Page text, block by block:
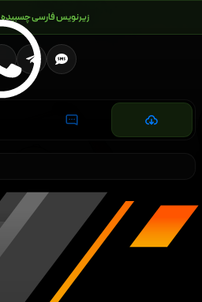
زیرنویس فارسی چسبیده